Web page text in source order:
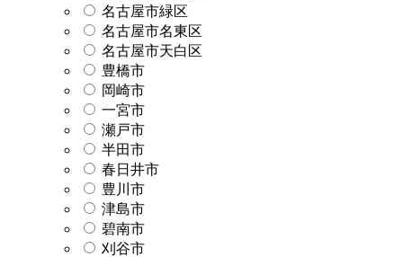
名古屋市緑区
名古屋市名東区
名古屋市天白区
豊橋市
岡崎市
一宮市
瀬戸市
半田市
春日井市
豊川市
津島市
碧南市
刈谷市